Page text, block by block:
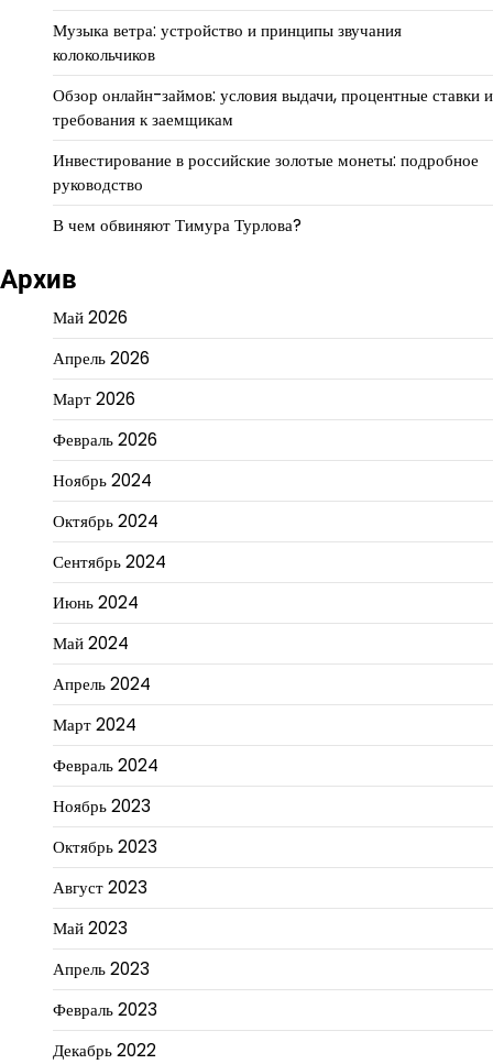
Музыка ветра: устройство и принципы звучания
колокольчиков
Обзор онлайн-займов: условия выдачи, процентные ставки и
требования к заемщикам
Инвестирование в российские золотые монеты: подробное
руководство
В чем обвиняют Тимура Турлова?
Архив
Май 2026
Апрель 2026
Март 2026
Февраль 2026
Ноябрь 2024
Октябрь 2024
Сентябрь 2024
Июнь 2024
Май 2024
Апрель 2024
Март 2024
Февраль 2024
Ноябрь 2023
Октябрь 2023
Август 2023
Май 2023
Апрель 2023
Февраль 2023
Декабрь 2022